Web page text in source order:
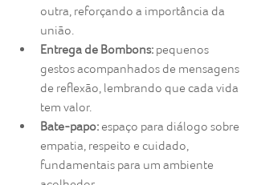
outra, reforçando a importância da
união.
Entrega de Bombons: pequenos
gestos acompanhados de mensagens
de reflexão, lembrando que cada vida
tem valor.
Bate-papo: espaço para diálogo sobre
empatia, respeito e cuidado,
fundamentais para um ambiente